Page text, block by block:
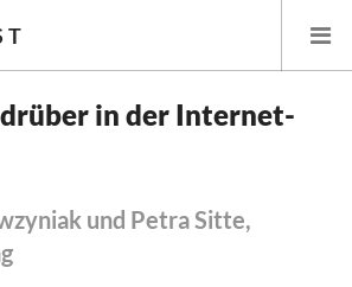
und Finanzpolitik
in der Internet-
und Petra Sitte,